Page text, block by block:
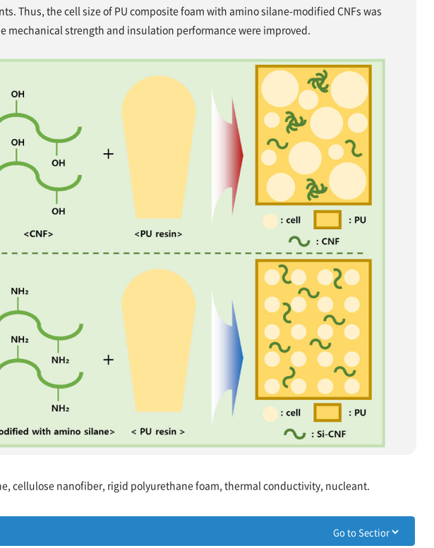
Thus, the cell size of PU composite foam with amino silane-modified CNFs was
mechanical strength and insulation performance were improved.
cellulose nanofiber, rigid polyurethane foam, thermal conductivity, nucleant.